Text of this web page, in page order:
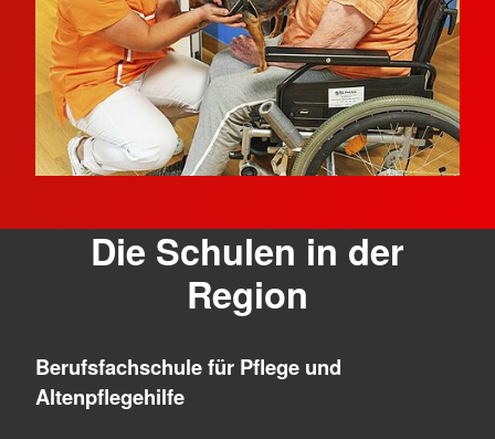
Die Schulen in der
Region
Berufsfachschule für Pflege und
Altenpflegehilfe